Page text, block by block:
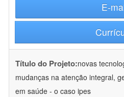
E-
Título do Projeto:novas
mudanças na atenção integral,
em saúde - o caso ipes